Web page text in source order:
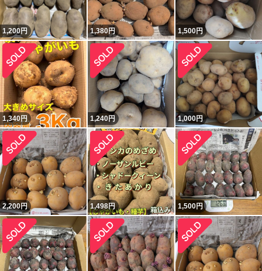
1,200円 1,380円 1,500円
1,340円 1,240円 1,000円
2,200円 1,498円 1,500円